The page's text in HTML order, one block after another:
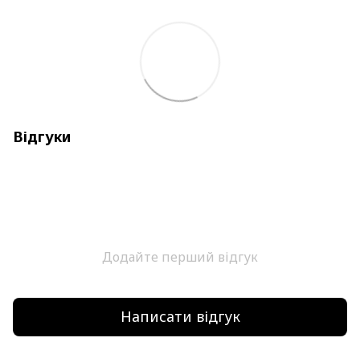
Відгуки
Додайте перший відгук
Написати відгук